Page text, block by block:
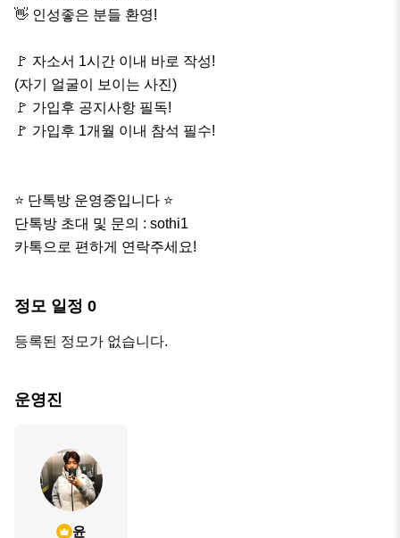
👋 인성좋은 분들 환영!
🚩 자소서 1시간 이내 바로 작성!
(자기 얼굴이 보이는 사진)
🚩 가입후 공지사항 필독!
🚩 가입후 1개월 이내 참석 필수!
⭐️ 단톡방 운영중입니다 ⭐️
단톡방 초대 및 문의 : sothi1
카톡으로 편하게 연락주세요!
정모 일정 0
등록된 정모가 없습니다.
운영진
윤